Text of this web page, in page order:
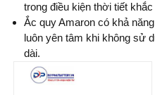
trong điều kiện thời tiết khắc
Ắc quy Amaron có khả
luôn yên tâm khi không sử
dài.
Thương hiệu ắc